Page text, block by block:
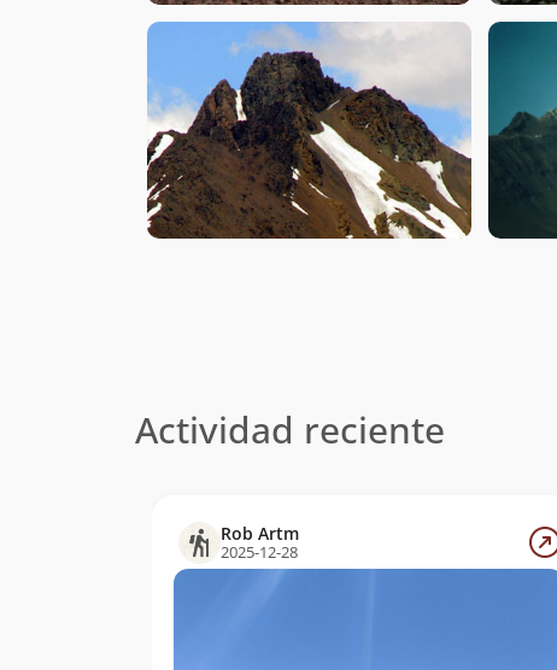
Actividad reciente
Rob Artm
2025-12-28